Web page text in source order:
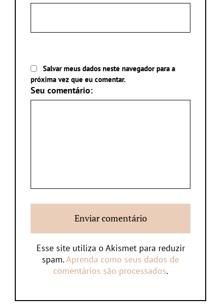
Salvar meus dados neste navegador para a
próxima vez que eu comentar.
Seu comentário:
Esse site utiliza o Akismet para reduzir
spam.Aprenda como seus dados de
comentários são processados.